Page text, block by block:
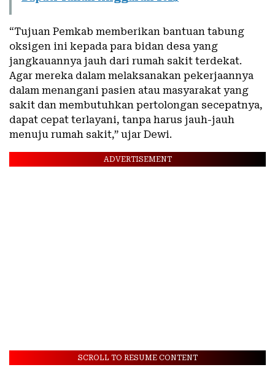
“Tujuan Pemkab memberikan bantuan tabung
oksigen ini kepada para bidan desa yang
jangkauannya jauh dari rumah sakit terdekat.
Agar mereka dalam melaksanakan pekerjaannya
dalam menangani pasien atau masyarakat yang
sakit dan membutuhkan pertolongan secepatnya,
dapat cepat terlayani, tanpa harus jauh-jauh
menuju rumah sakit,” ujar Dewi.
ADVERTISEMENT
SCROLL TO RESUME CONTENT